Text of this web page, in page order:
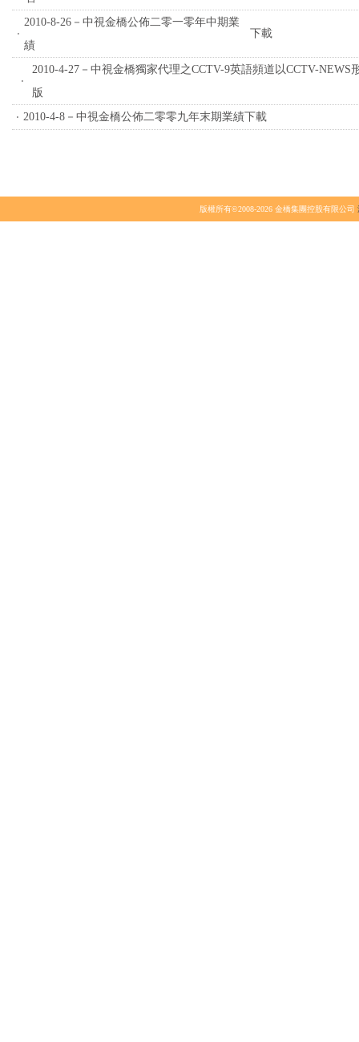
‧
2010-8-26－中視金橋公佈二零一零年中期業
績
下載
‧
2010-4-27－中視金橋獨家代理之CCTV-9英語頻道以CCTV-NEWS
版
‧ 2010-4-8－中視金橋公佈二零零九年末期業績下載
版權所有©2008-2026 金橋集團控股有限公司